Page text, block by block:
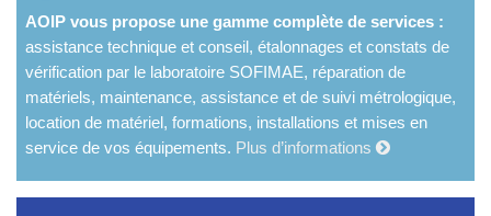
AOIP vous propose une gamme complète de services :
assistance technique et conseil, étalonnages et constats de
vérification par le laboratoire SOFIMAE, réparation de
matériels, maintenance, assistance et de suivi métrologique,
location de matériel, formations, installations et mises en
service de vos équipements. Plus d’informations